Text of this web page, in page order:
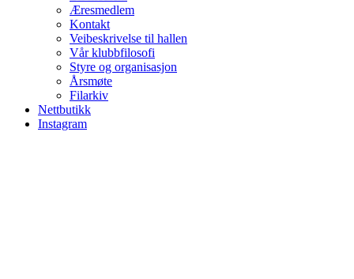
Æresmedlem
Kontakt
Veibeskrivelse til hallen
Vår klubbfilosofi
Styre og organisasjon
Årsmøte
Filarkiv
Nettbutikk
Instagram